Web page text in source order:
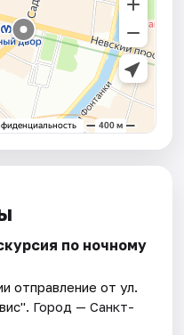
по ночному
отправление от ул.
. Город — Санкт-